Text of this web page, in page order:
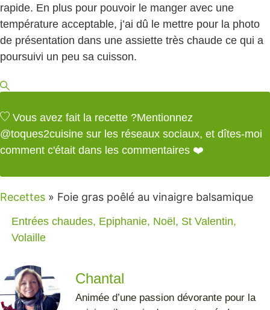
rapide. En plus pour pouvoir le manger avec une
température acceptable, j’ai dû le mettre pour la photo
de présentation dans une assiette très chaude ce qui a
poursuivi un peu sa cuisson.
Vous avez fait la recette ?Mentionnez
@toques2cuisine sur les réseaux sociaux, et dîtes-moi
comment c'était dans les commentaires ❤️
Recettes » Foie gras poêlé au vinaigre balsamique
Entrées chaudes, Epiphanie, Noël , St Valentin,
Volaille
Chantal
Animée d’une passion dévorante pour la